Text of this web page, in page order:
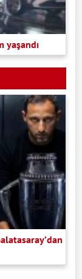
yaşandı